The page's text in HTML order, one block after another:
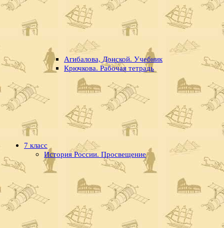
Агибалова, Донской. Учебник
Крючкова. Рабочая тетрадь
7 класс
История России. Просвещение